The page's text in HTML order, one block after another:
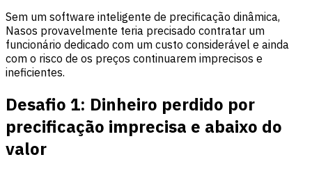
Sem um software inteligente de precificação dinâmica,
Nasos provavelmente teria precisado contratar um
funcionário dedicado com um custo considerável e ainda
com o risco de os preços continuarem imprecisos e
ineficientes.
Desafio 1: Dinheiro perdido por
precificação imprecisa e abaixo do
valor